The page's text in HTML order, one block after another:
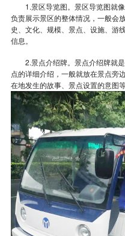
1.景区导览图。景区导览图就
负责展示景区的整体情况，一般会
史、文化、规模、景点、设施、游
信息。
2.景点介绍牌。景点介绍牌就
点的详细介绍，一般就放在景点旁
在地发生的故事、景点设置的意图等